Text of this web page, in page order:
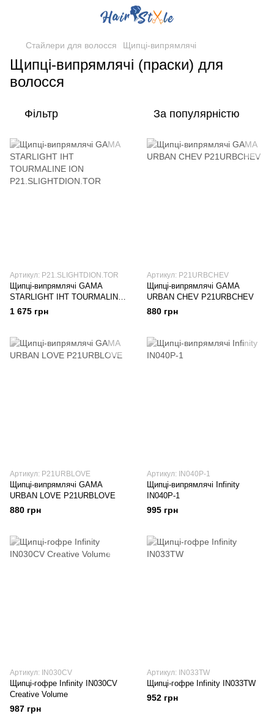
Стайлери для волосся Щипці-випрямлячі
Щипці-випрямлячі (праски) для
волосся
Фільтр За популярністю
Артикул: P21.SLIGHTDION.TOR
Щипці-випрямлячі GAMA
STARLIGHT IHT TOURMALINE
ION P21.SLIGHTDION.TOR
1 675 грн
Артикул: P21URBCHEV
Щипці-випрямлячі GAMA
URBAN CHEV P21URBCHEV
880 грн
Артикул: P21URBLOVE
Щипці-випрямлячі GAMA
URBAN LOVE P21URBLOVE
880 грн
Артикул: IN040P-1
Щипці-випрямлячі Infinity
IN040P-1
995 грн
Артикул: IN030CV
Щипці-гофре Infinity IN030CV
Creative Volume
987 грн
Артикул: IN033TW
Щипці-гофре Infinity IN033TW
952 грн